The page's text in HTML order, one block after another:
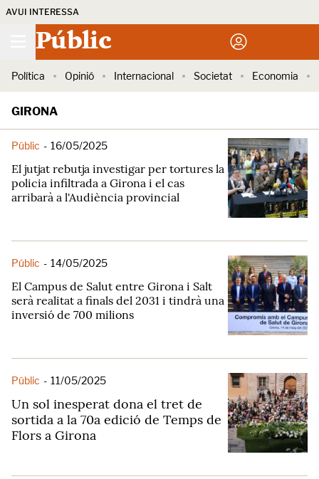
AVUI INTERESSA
Públic
Política Opinió Internacional Societat Economia
GIRONA
Públic - 16/05/2025
El jutjat rebutja investigar per tortures la
policia infiltrada a Girona i el cas
arribarà a l'Audiència provincial
Públic - 14/05/2025
El Campus de Salut entre Girona i Salt
serà realitat a finals del 2031 i tindrà una
inversió de 700 milions
Públic - 11/05/2025
Un sol inesperat dona el tret de
sortida a la 70a edició de Temps de
Flors a Girona